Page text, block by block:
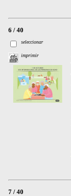
6 / 40
seleccionar
imprimir
7 / 40